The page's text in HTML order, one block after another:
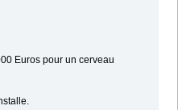
Euros pour un cerveau